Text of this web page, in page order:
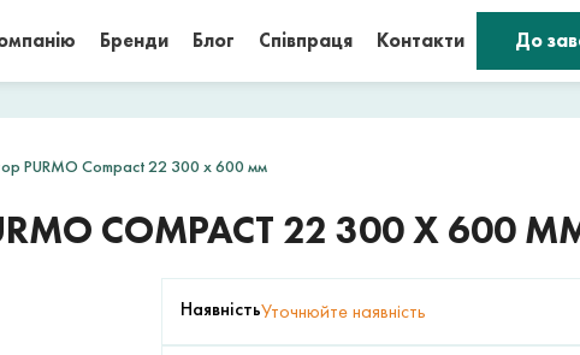
Бренди Блог Співпраця Контакти До
PURMO Compact 22 300 x 600 мм
COMPACT 22 300 X 600
НаявністьУточнюйте наявність